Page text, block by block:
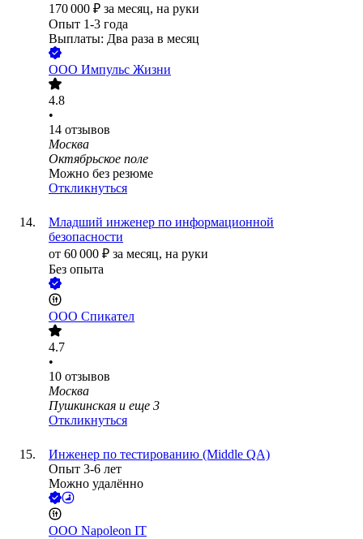
170 000 ₽ за месяц, на руки
Опыт 1-3 года
Выплаты: Два раза в месяц
ООО Импульс Жизни
4.8
•
14 отзывов
Москва
Октябрьское поле
Можно без резюме
Откликнуться
Младший инженер по информационной
безопасности
от 60 000 ₽ за месяц, на руки
Без опыта
ООО Спикател
4.7
•
10 отзывов
Москва
Пушкинская и еще 3
Откликнуться
Инженер по тестированию (Middle QA)
Опыт 3-6 лет
Можно удалённо
ООО Napoleon IT